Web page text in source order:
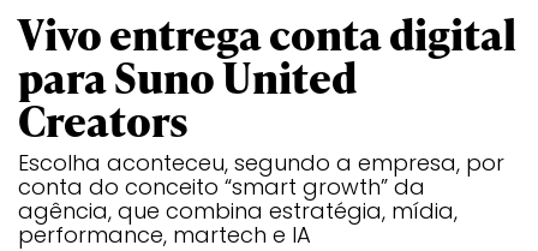
Vivo entrega conta digital
para Suno United
Creators
Escolha aconteceu, segundo a empresa, por
conta do conceito “smart growth” da
agência, que combina estratégia, mídia,
performance, martech e IA